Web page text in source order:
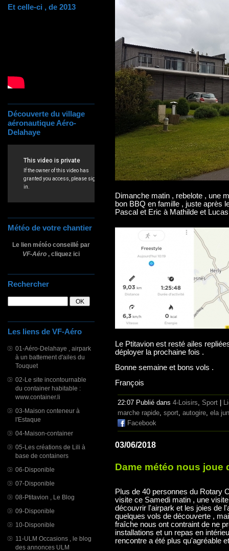
Et celle-ci , de 2013
Découverte du village
aéronautique Aéro-
Delahaye
Météo de votre chantier
Le lien météo conseillé par
VF-Aéro , cliquez ici
Rechercher
Les liens de VF-Aéro
01-Aéro-Delahaye , airpark
à un battement d'ailes du
Touquet
02-Le site incontournable
du container habitable :
www.container.li
03-Maison conteneur à
l'Estaque
04-Maison-container
05-Les créations de Lili à
base de containers
06-Disponible
07-Disponible
08-Ptitavion , Le Blog
09-Disponible
10-Disponible
11-ULM Occasions , le blog
des annonces ULM
Dimanche matin , rebelote , une
bon BBQ en famille , juste après
Pascal et Eric à Mathilde et
Le Ptitavion est resté ailes
déployer la prochaine fois .
Bonne semaine et bons vols .
François
22:07 Publié dans 4-Loisirs, Sport
marche rapide, sport, autogire, ela
Facebook
03/06/2018
Dame météo nous joue
Plus de 40 personnes du Rotary
visite ce Samedi matin , une
découvrir l'airpark et les joies de
quelques vols de découverte ,
fraîche nous ont contraint de ne
installations et un repas en
rencontre a été plus qu'agréable